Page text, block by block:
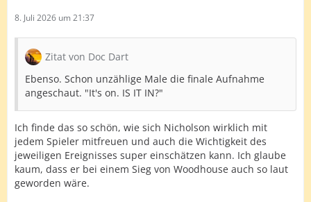
8. Juli 2026 um 21:37
Zitat von Doc Dart
Ebenso. Schon unzählige Male die finale Aufnahme
angeschaut. "It's on. IS IT IN?"
Ich finde das so schön, wie sich Nicholson wirklich mit
jedem Spieler mitfreuen und auch die Wichtigkeit des
jeweiligen Ereignisses super einschätzen kann. Ich glaube
kaum, dass er bei einem Sieg von Woodhouse auch so laut
geworden wäre.